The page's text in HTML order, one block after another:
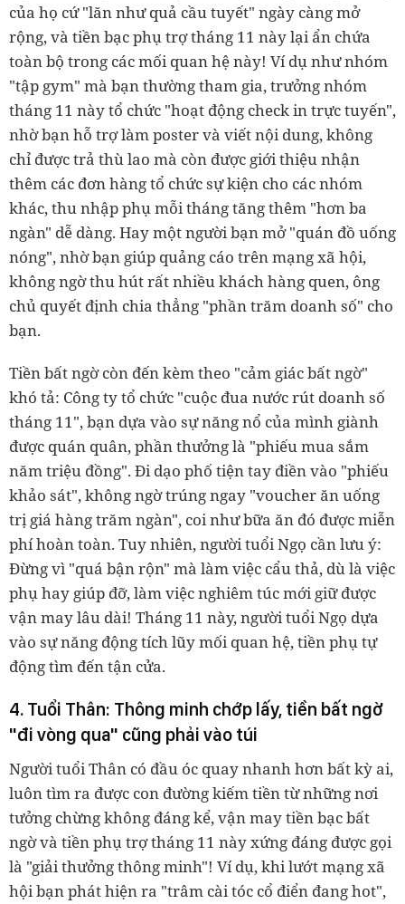
của họ cứ "lăn như quả cầu tuyết" ngày càng mở
rộng, và tiền bạc phụ trợ tháng 11 này lại ẩn chứa
toàn bộ trong các mối quan hệ này! Ví dụ như nhóm
"tập gym" mà bạn thường tham gia, trưởng nhóm
tháng 11 này tổ chức "hoạt động check in trực tuyến",
nhờ bạn hỗ trợ làm poster và viết nội dung, không
chỉ được trả thù lao mà còn được giới thiệu nhận
thêm các đơn hàng tổ chức sự kiện cho các nhóm
khác, thu nhập phụ mỗi tháng tăng thêm "hơn ba
ngàn" dễ dàng. Hay một người bạn mở "quán đồ uống
nóng", nhờ bạn giúp quảng cáo trên mạng xã hội,
không ngờ thu hút rất nhiều khách hàng quen, ông
chủ quyết định chia thẳng "phần trăm doanh số" cho
bạn.
Tiền bất ngờ còn đến kèm theo "cảm giác bất ngờ"
khó tả: Công ty tổ chức "cuộc đua nước rút doanh số
tháng 11", bạn dựa vào sự năng nổ của mình giành
được quán quân, phần thưởng là "phiếu mua sắm
năm triệu đồng". Đi dạo phố tiện tay điền vào "phiếu
khảo sát", không ngờ trúng ngay "voucher ăn uống
trị giá hàng trăm ngàn", coi như bữa ăn đó được miễn
phí hoàn toàn. Tuy nhiên, người tuổi Ngọ cần lưu ý:
Đừng vì "quá bận rộn" mà làm việc cẩu thả, dù là việc
phụ hay giúp đỡ, làm việc nghiêm túc mới giữ được
vận may lâu dài! Tháng 11 này, người tuổi Ngọ dựa
vào sự năng động tích lũy mối quan hệ, tiền phụ tự
động tìm đến tận cửa.
4. Tuổi Thân: Thông minh chớp lấy, tiền bất ngờ
"đi vòng qua" cũng phải vào túi
Người tuổi Thân có đầu óc quay nhanh hơn bất kỳ ai,
luôn tìm ra được con đường kiếm tiền từ những nơi
tưởng chừng không đáng kể, vận may tiền bạc bất
ngờ và tiền phụ trợ tháng 11 này xứng đáng được gọi
là "giải thưởng thông minh"! Ví dụ, khi lướt mạng xã
hội bạn phát hiện ra "trâm cài tóc cổ điển đang hot",